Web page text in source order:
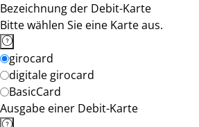
Bezeichnung der Debit-Karte
Bitte wählen Sie eine Karte aus.
girocard
digitale girocard
BasicCard
Ausgabe einer Debit-Karte